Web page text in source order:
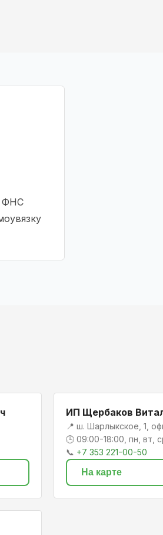
ФНС
ИП Щербаков
📍 ш. Шарлыкское, 1,
🕒 09:00-18:00, пн, вт,
📞 +7 353 221-00-50
На карте